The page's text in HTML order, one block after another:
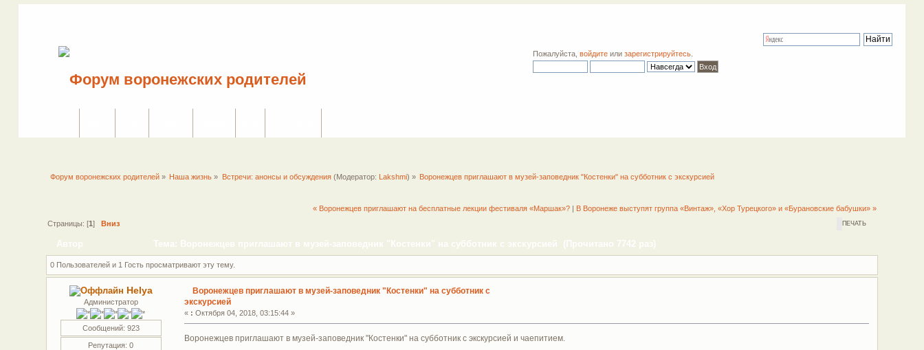
Пожалуйста,войдите илизарегистрируйтесь
Форум воронежских родителей » Наша жизнь » Встречи: анонсы и обсуждения(Модератор: Lakshmi) » Воронежцев приглашают в музей-заповедник "Костенки" на субботник с экскурсией
« Воронежцев приглашают на бесплатные лекции фестиваля «Маршак»? | В Воронеже выступят группа «Винтаж», «Хор Турецкого» и «Бурановские бабушки» »
ПЕЧАТЬ
Страницы: [1] Вниз
Автор Тема: Воронежцев приглашают в музей-заповедник "Костенки" на субботник с экскурсией (Прочитано 7742 раз)
0 Пользователей и 1 Гость просматривают эту тему.
Helya
Администратор
Сообщений: 923
Репутация: 0
Воронежцев приглашают в музей-заповедник "Костенки" на субботник с
экскурсией
« : Октября 04, 2018, 03:15:44 »
Воронежцев приглашают в музей-заповедник "Костенки" на субботник с экскурсией и чаепитием.